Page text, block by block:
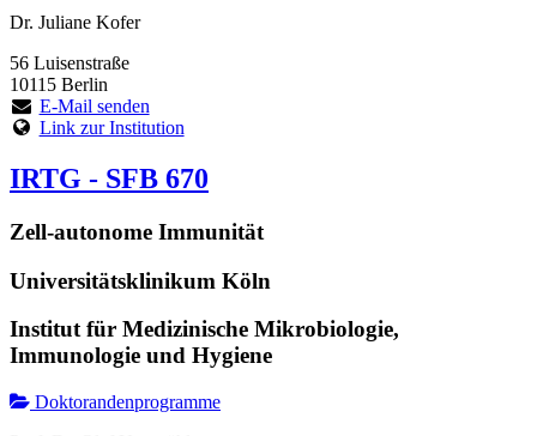
Dr. Juliane Kofer
56 Luisenstraße
10115 Berlin
E-Mail senden
Link zur Institution
IRTG - SFB 670
Zell-autonome Immunität
Universitätsklinikum Köln
Institut für Medizinische Mikrobiologie,
Immunologie und Hygiene
Doktorandenprogramme